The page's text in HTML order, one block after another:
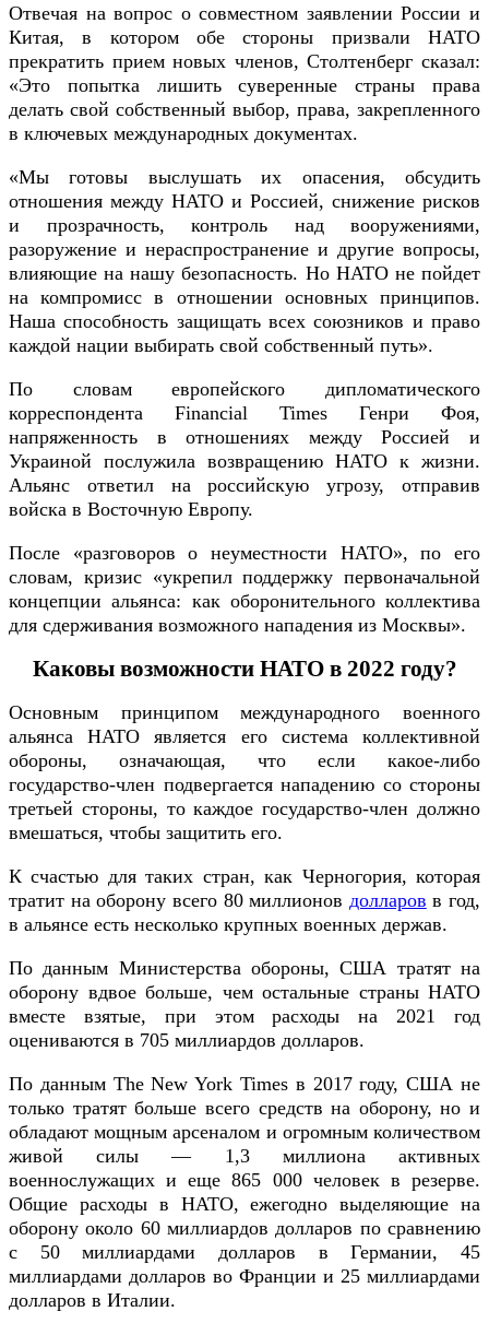
Отвечая на вопрос о совместном заявлении России и
Китая, в котором обе стороны призвали НАТО
прекратить прием новых членов, Столтенберг сказал:
«Это попытка лишить суверенные страны права
делать свой собственный выбор, права, закрепленного
в ключевых международных документах.
«Мы готовы выслушать их опасения, обсудить
отношения между НАТО и Россией, снижение рисков
и прозрачность, контроль над вооружениями,
разоружение и нераспространение и другие вопросы,
влияющие на нашу безопасность. Но НАТО не пойдет
на компромисс в отношении основных принципов.
Наша способность защищать всех союзников и право
каждой нации выбирать свой собственный путь».
По словам европейского дипломатического
корреспондента Financial Times Генри Фоя,
напряженность в отношениях между Россией и
Украиной послужила возвращению НАТО к жизни.
Альянс ответил на российскую угрозу, отправив
войска в Восточную Европу.
После «разговоров о неуместности НАТО», по его
словам, кризис «укрепил поддержку первоначальной
концепции альянса: как оборонительного коллектива
для сдерживания возможного нападения из Москвы».
Каковы возможности НАТО в 2022 году?
Основным принципом международного военного
альянса НАТО является его система коллективной
обороны, означающая, что если какое-либо
государство-член подвергается нападению со стороны
третьей стороны, то каждое государство-член должно
вмешаться, чтобы защитить его.
К счастью для таких стран, как Черногория, которая
тратит на оборону всего 80 миллионов долларов в год,
в альянсе есть несколько крупных военных держав.
По данным Министерства обороны, США тратят на
оборону вдвое больше, чем остальные страны НАТО
вместе взятые, при этом расходы на 2021 год
оцениваются в 705 миллиардов долларов.
По данным The New York Times в 2017 году, США не
только тратят больше всего средств на оборону, но и
обладают мощным арсеналом и огромным количеством
живой силы — 1,3 миллиона активных
военнослужащих и еще 865 000 человек в резерве.
Общие расходы в НАТО, ежегодно выделяющие на
оборону около 60 миллиардов долларов по сравнению
с 50 миллиардами долларов в Германии, 45
миллиардами долларов во Франции и 25 миллиардами
долларов в Италии.